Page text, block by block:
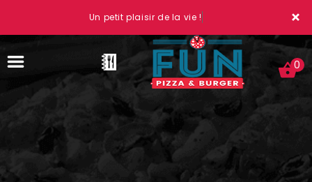
×
Un petit plaisir de la vie !
ACCUEIL
0